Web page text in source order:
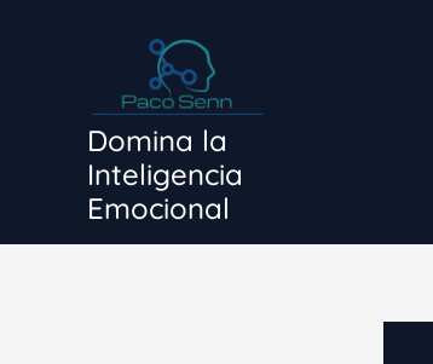
Domina la
Inteligencia
Emocional